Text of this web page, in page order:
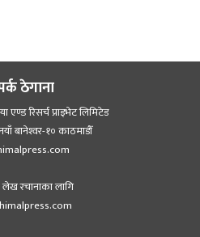
ठेगाना
एण्ड रिसर्च प्राइभेट लिमिटेड
बानेश्‍वर-१० काठमाडौँ
लेख रचानाका लागि